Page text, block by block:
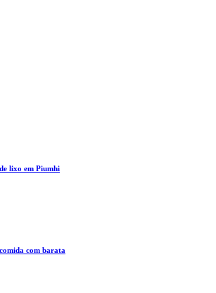
lixo em Piumhi
com barata